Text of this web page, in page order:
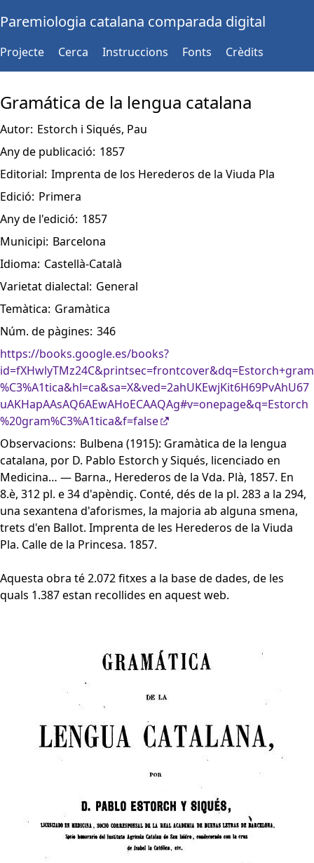
Paremiologia catalana comparada digital
Projecte Cerca Instruccions Fonts Crèdits
Gramática de la lengua catalana
Autor: Estorch i Siqués, Pau
Any de publicació: 1857
Editorial: Imprenta de los Herederos de la Viuda Pla
Edició: Primera
Any de l'edició: 1857
Municipi: Barcelona
Idioma: Castellà-Català
Varietat dialectal: General
Temàtica: Gramàtica
Núm. de pàgines: 346
https://books.google.es/books?
id=fXHwlyTMz24C&printsec=frontcover&dq=Estorch+gram
%C3%A1tica&hl=ca&sa=X&ved=2ahUKEwjKit6H69PvAhU67
uAKHapAAsAQ6AEwAHoECAAQAg#v=onepage&q=Estorch
%20gram%C3%A1tica&f=false
Observacions: Bulbena (1915): Gramàtica de la lengua
catalana, por D. Pablo Estorch y Siqués, licenciado en
Medicina… — Barna., Herederos de la Vda. Plà, 1857. En
8.è, 312 pl. e 34 d'apèndiç. Conté, dés de la pl. 283 a la 294,
una sexantena d'aforismes, la majoria ab alguna smena,
trets d'en Ballot. Imprenta de les Herederos de la Viuda
Pla. Calle de la Princesa. 1857.
Aquesta obra té 2.072 fitxes a la base de dades, de les
quals 1.387 estan recollides en aquest web.